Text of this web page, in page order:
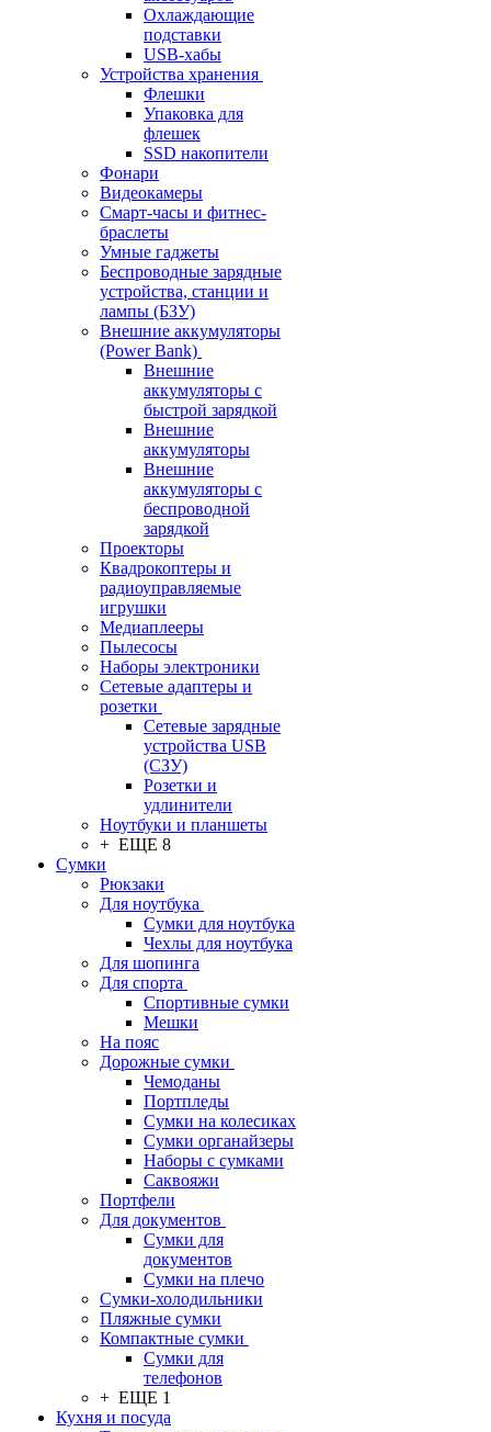
Охлаждающие
подставки
USB-хабы
Устройства хранения
Флешки
Упаковка для
флешек
SSD накопители
Фонари
Видеокамеры
Смарт-часы и фитнес-
браслеты
Умные гаджеты
Беспроводные зарядные
устройства, станции и
лампы (БЗУ)
Внешние аккумуляторы
(Power Bank)
Внешние
аккумуляторы с
быстрой зарядкой
Внешние
аккумуляторы
Внешние
аккумуляторы с
беспроводной
зарядкой
Проекторы
Квадрокоптеры и
радиоуправляемые
игрушки
Медиаплееры
Пылесосы
Наборы электроники
Сетевые адаптеры и
розетки
Сетевые зарядные
устройства USB
(СЗУ)
Розетки и
удлинители
Ноутбуки и планшеты
+ ЕЩЕ 8
Сумки
Рюкзаки
Для ноутбука
Сумки для ноутбука
Чехлы для ноутбука
Для шопинга
Для спорта
Спортивные сумки
Мешки
На пояс
Дорожные сумки
Чемоданы
Портпледы
Сумки на колесиках
Сумки органайзеры
Наборы с сумками
Саквояжи
Портфели
Для документов
Сумки для
документов
Сумки на плечо
Сумки-холодильники
Пляжные сумки
Компактные сумки
Сумки для
телефонов
+ ЕЩЕ 1
Кухня и посуда